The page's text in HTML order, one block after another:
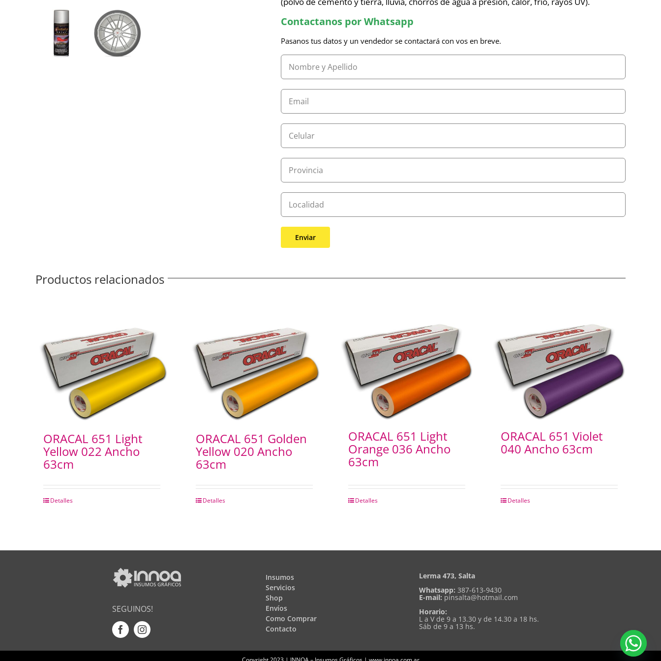
Contactanos por Whatsapp
Pasanos tus datos y un vendedor se contactará con vos en breve.
Productos relacionados
ORACAL 651 Light
Yellow 022 Ancho
63cm
Detalles
ORACAL 651 Golden
Yellow 020 Ancho
63cm
Detalles
ORACAL 651 Light
Orange 036 Ancho
63cm
Detalles
ORACAL 651 Violet
040 Ancho 63cm
Detalles
SEGUINOS!
Insumos
Servicios
Shop
Envíos
Como Comprar
Contacto
Lerma 473, Salta
Whatsapp: 387-613-9430
E-mail: pinsalta@hotmail.com
Horario:
L a V de 9 a 13.30 y de 14.30 a 18 hs.
Sáb de 9 a 13 hs.